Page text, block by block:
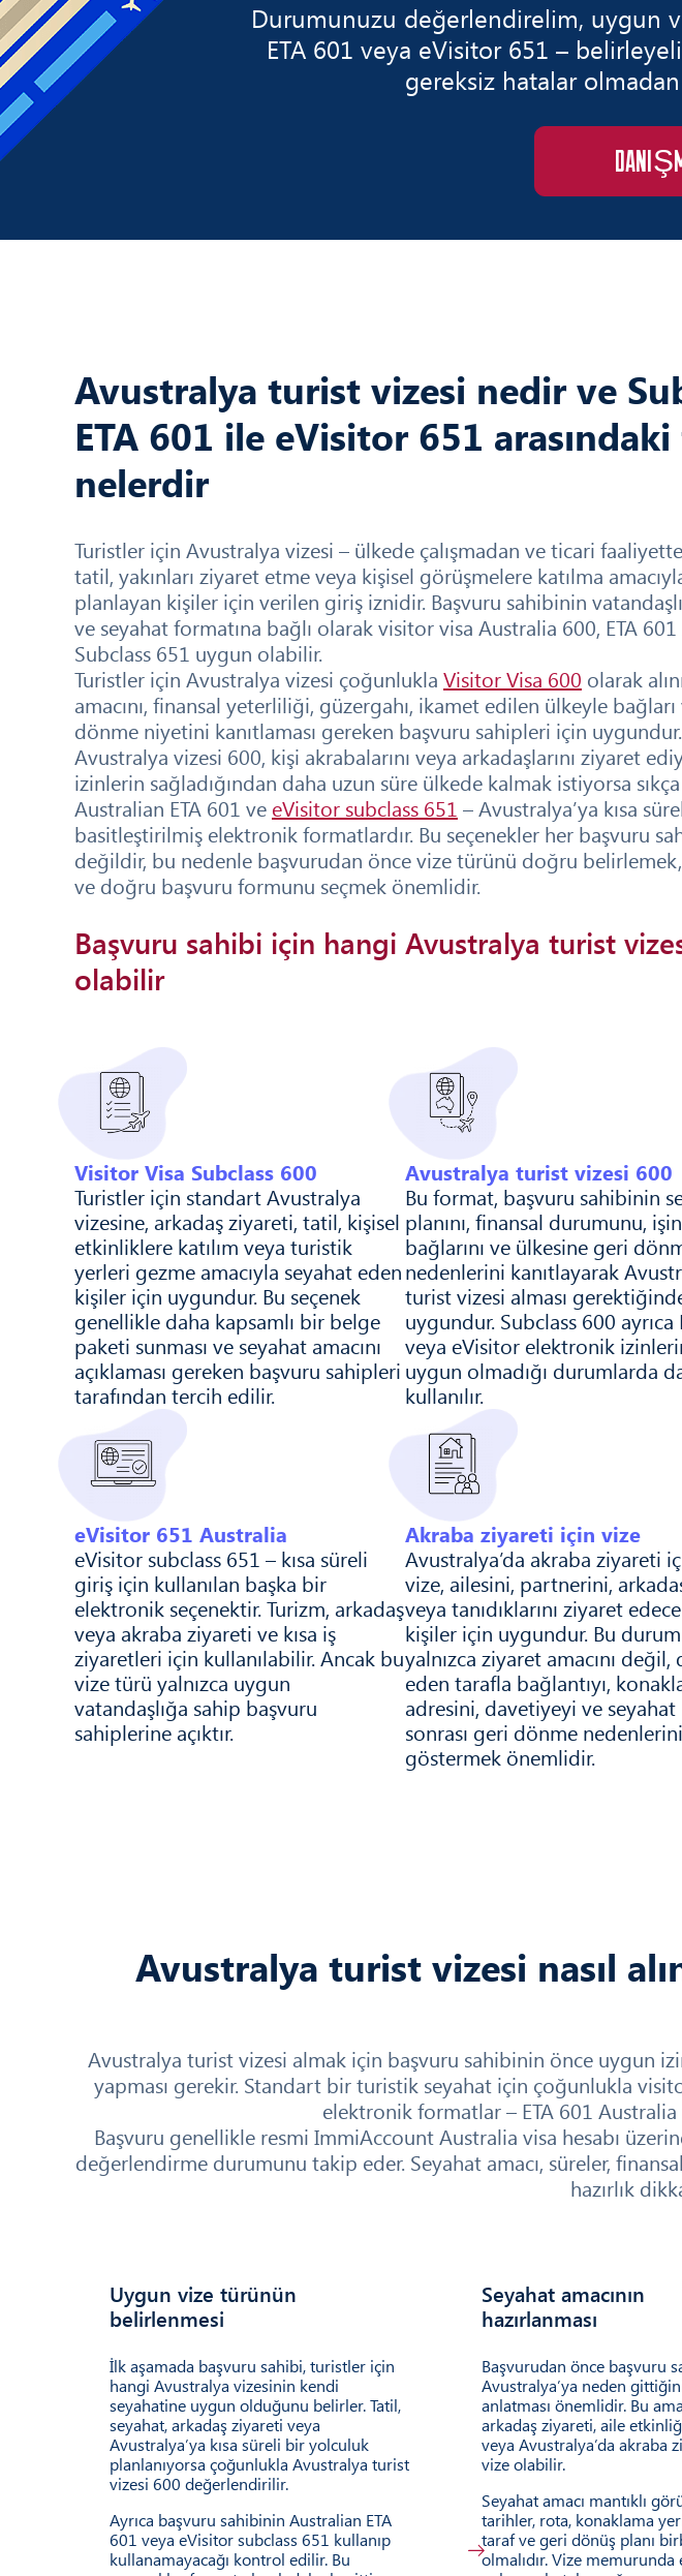
Durumunuzu değerlendirelim, uygun
ETA 601 veya eVisitor 651 –
gereksiz hatalar olmadan
Avustralya turist vizesi nedir ve
ETA 601 ile eVisitor 651
nelerdir
Turistler için Avustralya vizesi – ülkede çalışmadan ve ticari
tatil, yakınları ziyaret etme veya kişisel görüşmelere katılma
planlayan kişiler için verilen giriş iznidir. Başvuru sahibinin
ve seyahat formatına bağlı olarak visitor visa Australia 600, ETA
Subclass 651 uygun olabilir.
Turistler için Avustralya vizesi çoğunlukla Visitor Visa 600 olarak
amacını, finansal yeterliliği, güzergahı, ikamet edilen ülkeyle
dönme niyetini kanıtlaması gereken başvuru sahipleri için
Avustralya vizesi 600, kişi akrabalarını veya arkadaşlarını ziyaret
izinlerin sağladığından daha uzun süre ülkede kalmak istiyorsa
Australian ETA 601 ve eVisitor subclass 651 – Avustralya’ya kısa
basitleştirilmiş elektronik formatlardır. Bu seçenekler her başvuru
değildir, bu nedenle başvurudan önce vize türünü doğru
ve doğru başvuru formunu seçmek önemlidir.
Başvuru sahibi için hangi Avustralya turist
olabilir
Visitor Visa Subclass 600
Turistler için standart Avustralya
vizesine, arkadaş ziyareti, tatil, kişisel
etkinliklere katılım veya turistik
yerleri gezme amacıyla seyahat eden
kişiler için uygundur. Bu seçenek
genellikle daha kapsamlı bir belge
paketi sunması ve seyahat amacını
açıklaması gereken başvuru sahipleri
tarafından tercih edilir.
Avustralya turist vizesi 600
Bu format, başvuru sahibinin
planını, finansal durumunu,
bağlarını ve ülkesine geri
nedenlerini kanıtlayarak
turist vizesi alması
uygundur. Subclass 600 ayrıca
veya eVisitor elektronik
uygun olmadığı durumlarda
kullanılır.
eVisitor 651 Australia
eVisitor subclass 651 – kısa süreli
giriş için kullanılan başka bir
elektronik seçenektir. Turizm, arkadaş
veya akraba ziyareti ve kısa iş
ziyaretleri için kullanılabilir. Ancak bu
vize türü yalnızca uygun
vatandaşlığa sahip başvuru
sahiplerine açıktır.
Akraba ziyareti için vize
Avustralya’da akraba ziyareti
vize, ailesini, partnerini,
veya tanıdıklarını ziyaret
kişiler için uygundur. Bu
yalnızca ziyaret amacını değil,
eden tarafla bağlantıyı,
adresini, davetiyeyi ve seyahat
sonrası geri dönme nedenlerini
göstermek önemlidir.
Avustralya turist vizesi nasıl
Avustralya turist vizesi almak için başvuru sahibinin önce uygun
yapması gerekir. Standart bir turistik seyahat için çoğunlukla
elektronik formatlar – ETA 601
Başvuru genellikle resmi ImmiAccount Australia visa hesabı
değerlendirme durumunu takip eder. Seyahat amacı, süreler,
hazırlık
Uygun vize türünün
belirlenmesi
İlk aşamada başvuru sahibi, turistler için
hangi Avustralya vizesinin kendi
seyahatine uygun olduğunu belirler. Tatil,
seyahat, arkadaş ziyareti veya
Avustralya’ya kısa süreli bir yolculuk
planlanıyorsa çoğunlukla Avustralya turist
vizesi 600 değerlendirilir.
Ayrıca başvuru sahibinin Australian ETA
601 veya eVisitor subclass 651 kullanıp
kullanamayacağı kontrol edilir. Bu
Seyahat amacının
hazırlanması
Başvurudan önce başvuru
Avustralya’ya neden
anlatması önemlidir. Bu
arkadaş ziyareti, aile
veya Avustralya’da akraba
vize olabilir.
Seyahat amacı mantıklı
tarihler, rota, konaklama
taraf ve geri dönüş planı
olmalıdır. Vize memurunda